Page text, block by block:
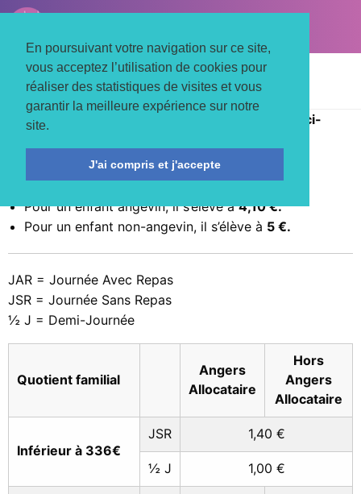
En poursuivant votre navigation sur ce site,
vous acceptez l’utilisation de cookies pour
réaliser des statistiques de visites et vous
garantir la meilleure expérience sur notre
site.
J'ai compris et j'accepte
LE TROIS MATS
Accueil Activités
Enfance
Le Chêne Magique
Les tarifs 2023-2024
Le prix du repas n’est pas inclus dans les tarifs ci-
Durant les Vacances scolaires
Pour un enfant angevin, il s’élève à4,10 €.
Pour un enfant non-angevin, il s’élève à 5 €.
JAR = Journée Avec Repas
JSR = Journée Sans Repas
½ J = Demi-Journée
Quotient familial
Angers
Allocataire
Hors
Angers
Allocataire
Inférieur à 336€
JSR 1,40 €
½ J 1,00 €